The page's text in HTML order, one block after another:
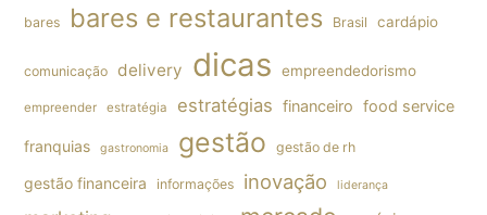
bares bares e restaurantes Brasil cardápio
comunicação delivery dicas empreendedorismo
empreender estratégia estratégias financeiro food service
franquias gastronomia gestão gestão de rh
gestão financeira informações inovação liderança